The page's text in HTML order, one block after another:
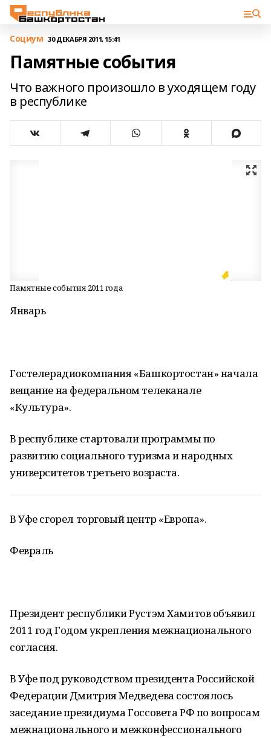
Cоциум 30 ДЕКАБРЯ 2011, 15:41
Памятные события
Что важного произошло в уходящем году
в республике
Памятные события 2011 года
Январь
Гостелерадиокомпания «Башкортостан» начала
вещание на федеральном телеканале
«Культура».
В республике стартовали программы по
развитию социального туризма и народных
университетов третьего возраста.
В Уфе сгорел торговый центр «Европа».
Февраль
Президент республики Рустэм Хамитов объявил
2011 год Годом укрепления межнационального
согласия.
В Уфе под руководством президента Российской
Федерации Дмитрия Медведева состоялось
заседание президиума Госсовета РФ по вопросам
межнационального и межконфессионального